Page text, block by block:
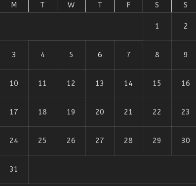
M T W T F S S
1 2
3 4 5 6 7 8 9
10 11 12 13 14 15 16
17 18 19 20 21 22 23
24 25 26 27 28 29 30
31